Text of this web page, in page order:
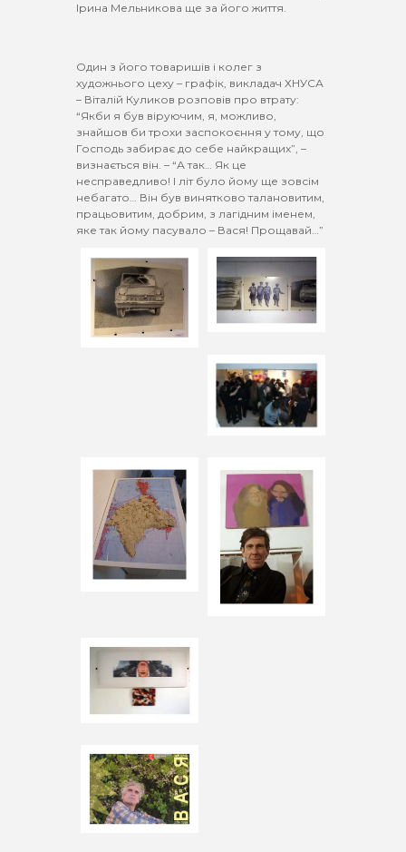
Ірина Мельникова ще за його життя.
Один з його товаришів і колег з
художнього цеху – графік, викладач ХНУСА
– Віталій Куликов розповів про втрату:
“Якби я був віруючим, я, можливо,
знайшов би трохи заспокоєння у тому, що
Господь забирає до себе найкращих”, –
визнається він. – “А так… Як це
несправедливо! І літ було йому ще зовсім
небагато… Він був винятково талановитим,
працьовитим, добрим, з лагідним іменем,
яке так йому пасувало – Вася! Прощавай…”